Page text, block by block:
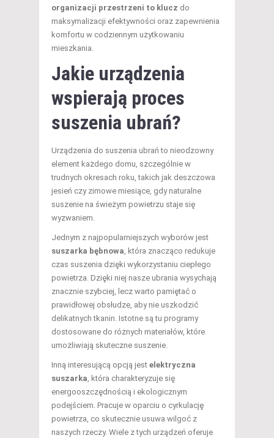
organizacji przestrzeni to klucz do
maksymalizacji efektywności oraz zapewnienia
komfortu w codziennym użytkowaniu
mieszkania.
Jakie urządzenia
wspierają proces
suszenia ubrań?
Urządzenia do suszenia ubrań to nieodzowny
element każdego domu, szczególnie w
trudnych okresach roku, takich jak deszczowa
jesień czy zimowe miesiące, gdy naturalne
suszenie na świeżym powietrzu staje się
wyzwaniem.
Jednym z najpopularniejszych wyborów jest
suszarka bębnowa, która znacząco redukuje
czas suszenia dzięki wykorzystaniu ciepłego
powietrza. Dzięki niej nasze ubrania wysychają
znacznie szybciej, lecz warto pamiętać o
prawidłowej obsłudze, aby nie uszkodzić
delikatnych tkanin. Istotne są tu programy
dostosowane do różnych materiałów, które
umożliwiają skuteczne suszenie.
Inną interesującą opcją jest elektryczna
suszarka, która charakteryzuje się
energooszczędnością i ekologicznym
podejściem. Pracuje w oparciu o cyrkulację
powietrza, co skutecznie usuwa wilgoć z
naszych rzeczy. Wiele z tych urządzeń oferuje